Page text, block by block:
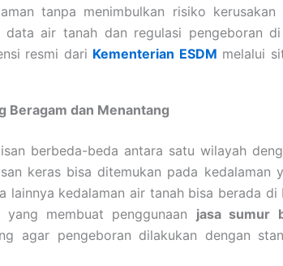
tanpa menimbulkan risiko kerusakan
data air tanah dan regulasi pengeboran di
resmi dari Kementerian ESDM melalui
Beragam dan Menantang
berbeda-beda antara satu wilayah
keras bisa ditemukan pada kedalaman
lainnya kedalaman air tanah bisa berada di
membuat penggunaan jasa sumur
agar pengeboran dilakukan dengan